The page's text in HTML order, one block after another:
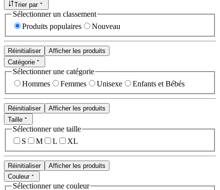
Trier par
Sélectionner un classement
Produits populaires
Nouveau
Réinitialiser
Afficher les produits
Catégorie
Sélectionner une catégorie
Hommes
Femmes Unisexe Enfants et Bébés
Réinitialiser
Afficher les produits
Taille
Sélectionner une taille
S
M L XL
Réinitialiser
Afficher les produits
Couleur
Sélectionner une couleur